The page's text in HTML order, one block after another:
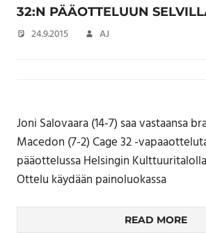
32:N PÄÄOTTELUUN
24.9.2015 AJ
Joni Salovaara (14-7) saa vastaansa
Macedon (7-2) Cage 32 -
pääottelussa Helsingin
Ottelu käydään painoluokassa
READ MORE